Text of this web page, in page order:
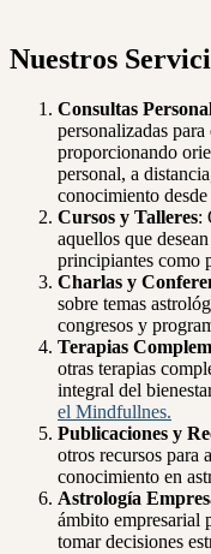
Nuestros
Consultas
personalizadas
proporcionando
personal, a
conocimiento
Cursos y Talleres:
aquellos que
principiantes como
Charlas y
sobre temas
congresos y
Terapias
otras terapias
integral del
el Mindfullnes.
Publicaciones y
otros recursos para
conocimiento en
Astrología
ámbito empresarial
tomar decisiones